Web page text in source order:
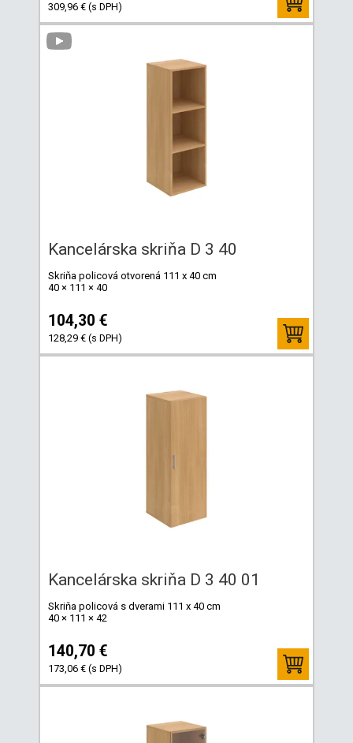
309,96 € (s DPH)
Kancelárska skriňa D 3 40
Skriňa policová otvorená 111 x 40 cm
40 × 111 × 40
104,30 €
128,29 € (s DPH)
Kancelárska skriňa D 3 40 01
Skriňa policová s dverami 111 x 40 cm
40 × 111 × 42
140,70 €
173,06 € (s DPH)